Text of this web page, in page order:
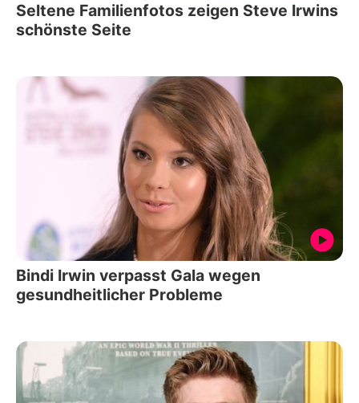
Seltene Familienfotos zeigen Steve Irwins
schönste Seite
Bindi Irwin verpasst Gala wegen
gesundheitlicher Probleme